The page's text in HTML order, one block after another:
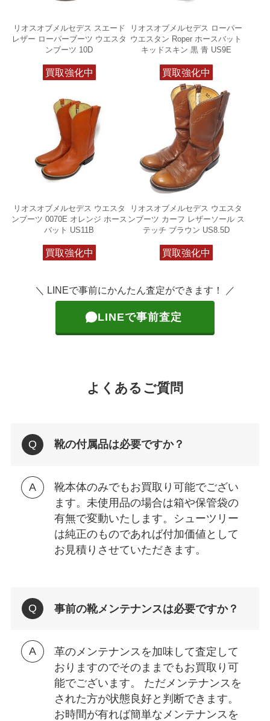
リオスオブメルセデス スエード
レザー ローパーブーツ ウエスタ
ンブーツ 10D
買取強化中
リオスオブメルセデス ローパー
ウエスタン Roper ホースバット
キッドスキン 黒 青 US9E
買取強化中
リオスオブメルセデス ウエスタ
ンブーツ 0070E オレンジ ホース
バット US11B
買取強化中
リオスオブメルセデス ウエスタ
ンブーツ カーフ レザーソール ス
テッチ ブラウン US8.5D
買取強化中
＼ LINEで事前にかんたん査定ができます！ ／
LINEで事前査定
よくあるご質問
靴の付属品は必要ですか？
靴本体のみでもお買取り可能でござい
ます。未使用品の場合は箱や保管袋の
有無で変動いたします。シューツリー
は純正のものであれば付加価値として
お見積りさせていただきます。
事前の靴メンテナンスは必要ですか？
革のメンテナンスを加味して査定して
おりますのでそのままでもお買取り可
能でございます。 ただメンテナンスを
された方が状態良好と判断できます。
お時間が有れば簡単なメンテナンスを